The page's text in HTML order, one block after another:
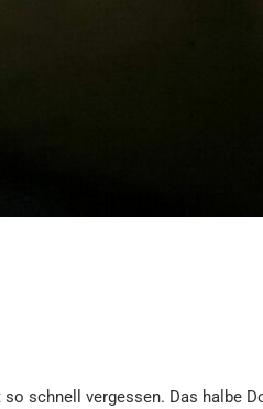
schnell vergessen. Das halbe